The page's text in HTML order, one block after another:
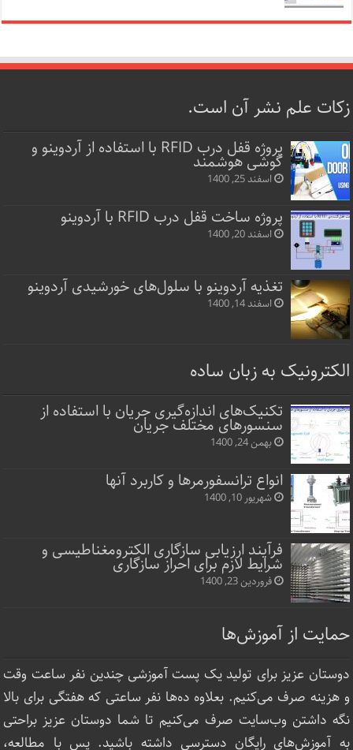
زکات علم نشر آن است.
پروژه قفل‌ درب RFID با استفاده از آردوینو و
گوشی هوشمند
اسفند 25, 1400
پروژه ساخت قفل‌ درب RFID با آردوینو
اسفند 20, 1400
تغذیه آردوینو با سلول‌های خورشیدی آردوینو
اسفند 14, 1400
الکترونیک به زبان ساده
تکنیک‌های اندازه‌گیری جریان با استفاده از
سنسورهای مختلف جریان
بهمن 24, 1400
انواع ترانسفورمرها و کاربرد آنها
شهریور 10, 1400
فرآیند ارزیابی سازگاری الکترومغناطیسی و
شرایط لازم برای احراز سازگاری
فروردین 23, 1400
حمایت از آموزش‌ها
دوستان عزیز برای تولید یک پست آموزشی چندین نفر ساعت‌ وقت
و هزینه صرف می‌کنیم. بعلاوه ده‌ها نفر ساعتی که هفتگی برای بالا
نگه داشتن وب‌سایت صرف ‌می‌کنیم تا شما دوستان عزیز براحتی
به آموزش‌های رایگان دسترسی داشته باشید. پس با مطالعه،